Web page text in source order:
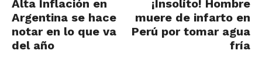
Alta Inflación en
Argentina se hace
notar en lo que va
del año
¡Insolíto! Hombre
muere de infarto en
Perú por tomar agua
fría